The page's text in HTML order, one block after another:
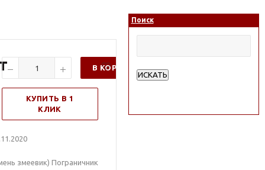
В КОРЗИНУ
КУПИТЬ В 1
КЛИК
змеевик) Пограничник
Поиск
ИСКАТЬ